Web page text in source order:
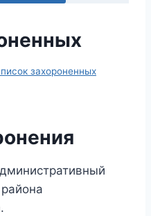
захороненных